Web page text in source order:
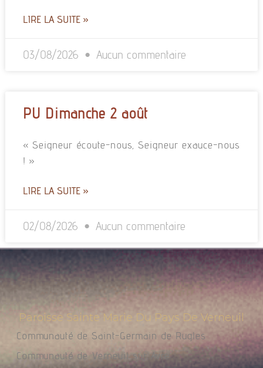
LIRE LA SUITE »
03/08/2026 Aucun commentaire
PU Dimanche 2 août
« Seigneur écoute-nous, Seigneur exauce-nous
! »
LIRE LA SUITE »
02/08/2026 Aucun commentaire
Paroisse Sainte Marie Du Pays De Verneuil
Communauté de Saint-Germain de Rugles
Communauté de Verneuil sur Avre